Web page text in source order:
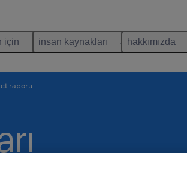
için insan kaynakları hakkımızda
raporu